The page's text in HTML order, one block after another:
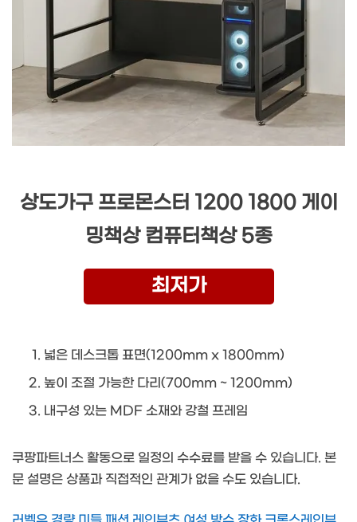
상도가구 프로몬스터 1200 1800 게이
밍책상 컴퓨터책상 5종
최저가
넓은 데스크톱 표면(1200mm x 1800mm)
높이 조절 가능한 다리(700mm ~ 1200mm)
내구성 있는 MDF 소재와 강철 프레임
쿠팡파트너스 활동으로 일정의 수수료를 받을 수 있습니다. 본
문 설명은 상품과 직접적인 관계가 없을 수도 있습니다.